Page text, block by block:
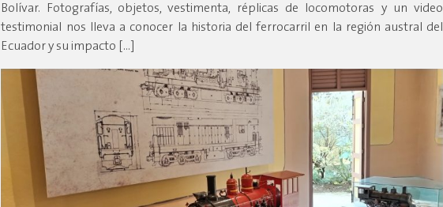
Bolívar. Fotografías, objetos, vestimenta, réplicas de locomotoras y un video
testimonial nos lleva a conocer la historia del ferrocarril en la región austral del
Ecuador y su impacto […]